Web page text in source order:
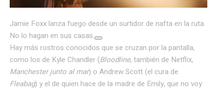
Jamie Foxx lanza fuego desde un surtidor de nafta en la ruta.
No lo hagan en sus casas.
Hay más rostros conocidos que se cruzan por la pantalla,
como los de Kyle Chandler (Bloodline, también de Netflix,
Manchester junto al mar) o Andrew Scott (el cura de
Fleabag) y el de quien hace de la madre de Emily, que no voy